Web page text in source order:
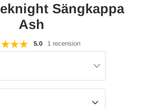
Sängkappa
Ash
5.0 1 recension